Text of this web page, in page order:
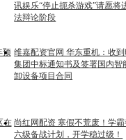
讯娱乐“停止扼杀游戏”请愿将
法辩论阶段
预 维嘉配资官网 华东重机：收
集团中标通知书及签署国内智
卸设备项目合同
在 尚红网配资 寒假不荒废！学
六级备战计划，开学稳过级！